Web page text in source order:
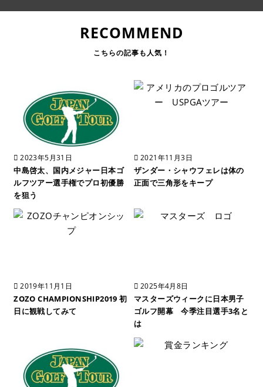
RECOMMEND
2023年5月31日
中島啓太、国内メジャー日本ゴ
ルフツアー選手権でプロ初優勝
を狙う
2021年11月3日
ザンダー・シャウフェレは体の
正面で三角形をキープ
2019年11月1日
ZOZO CHAMPIONSHIP2019 初
日に観戦してみて
2025年4月8日
マスターズウィークに日本男子
ゴルフ開幕 今季注目選手3名と
は